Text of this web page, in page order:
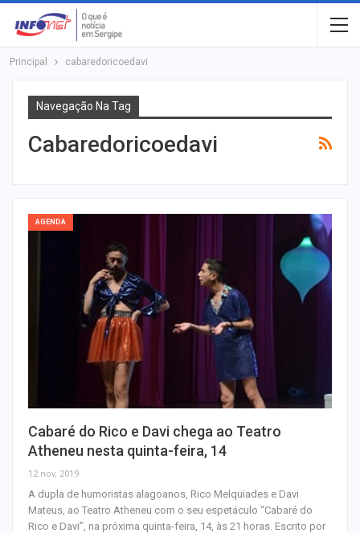
Principal cabaredoricoedavi
Navegação Na Tag
Cabaredoricoedavi
AGENDA
Cabaré do Rico e Davi chega ao Teatro
Atheneu nesta quinta-feira, 14
12 nov, 2019
A dupla de humoristas alagoanos, Rico Melquiades e Davi
Mateus, ao Teatro Atheneu com o seu espetáculo “Cabaré do
Rico e Davi”, na próxima quinta-feira, 14, às 21 horas. Escrito por